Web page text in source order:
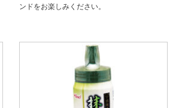
ンドをお楽しみください。